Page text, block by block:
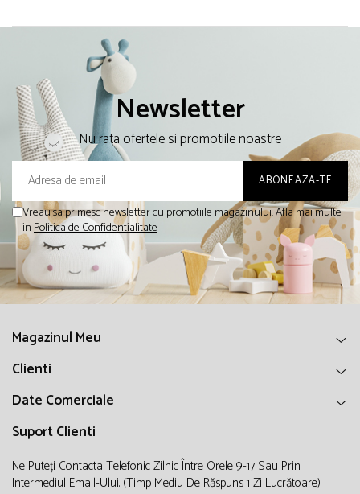
Newsletter
Nu rata ofertele si promotiile noastre
Vreau sa primesc newsletter cu promotiile magazinului. Afla mai multe
inPolitica de Confidentialitate
Magazinul Meu
Clienti
Date Comerciale
Suport Clienti
Ne Puteți Contacta Telefonic Zilnic Între Orele 9-17 Sau Prin
Intermediul Email-Ului. (timp Mediu De Răspuns 1 Zi Lucrătoare)